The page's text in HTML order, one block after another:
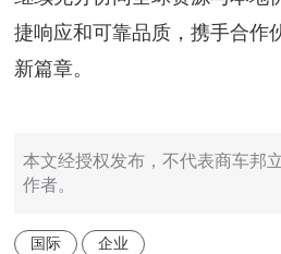
捷响应和可靠品质，携手合作
新篇章。
本文经授权发布，不代表商车邦
作者。
国际 企业